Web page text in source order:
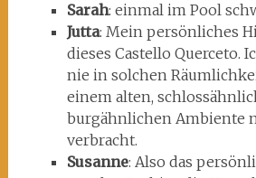
Sarah: einmal im Pool
Jutta: Mein persönliches
dieses Castello Querceto.
nie in solchen
einem alten,
burgähnlichen Ambiente
verbracht.
Susanne: Also das